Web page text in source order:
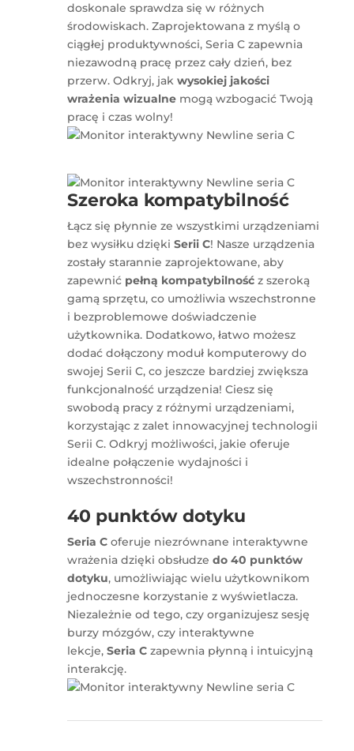
doskonale sprawdza się w różnych
środowiskach. Zaprojektowana z myślą o
ciągłej produktywności, Seria C zapewnia
niezawodną pracę przez cały dzień, bez
przerw. Odkryj, jakwysokiej jakości
wrażenia wizualne mogą wzbogacić Twoją
pracę i czas wolny!
Szeroka kompatybilność
Łącz się płynnie ze wszystkimi urządzeniami
bez wysiłku dziękiSerii C! Nasze urządzenia
zostały starannie zaprojektowane, aby
zapewnić pełną kompatybilność z szeroką
gamą sprzętu, co umożliwia wszechstronne
i bezproblemowe doświadczenie
użytkownika. Dodatkowo, łatwo możesz
dodać dołączony moduł komputerowy do
swojej Serii C, co jeszcze bardziej zwiększa
funkcjonalność urządzenia! Ciesz się
swobodą pracy z różnymi urządzeniami,
korzystając z zalet innowacyjnej technologii
Serii C. Odkryj możliwości, jakie oferuje
idealne połączenie wydajności i
wszechstronności!
40 punktów dotyku
Seria C oferuje niezrównane interaktywne
wrażenia dzięki obsłudzedo 40 punktów
dotyku, umożliwiając wielu użytkownikom
jednoczesne korzystanie z wyświetlacza.
Niezależnie od tego, czy organizujesz sesję
burzy mózgów, czy interaktywne
lekcje,Seria C zapewnia płynną i intuicyjną
interakcję.